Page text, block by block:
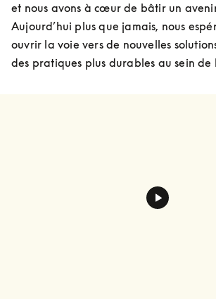
et nous avons à cœur de bâtir un
Aujourd’hui plus que jamais, nous
ouvrir la voie vers de nouvelles
des pratiques plus durables au sein de